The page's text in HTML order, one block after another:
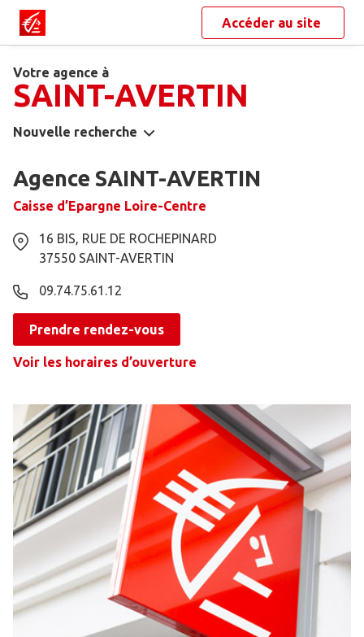
Accéder au site
Votre agence à
SAINT-AVERTIN
Nouvelle recherche
Agence SAINT-AVERTIN
Caisse d’Epargne Loire-Centre
16 BIS, RUE DE ROCHEPINARD
37550 SAINT-AVERTIN
09.74.75.61.12
Prendre rendez-vous
Voir les horaires d’ouverture